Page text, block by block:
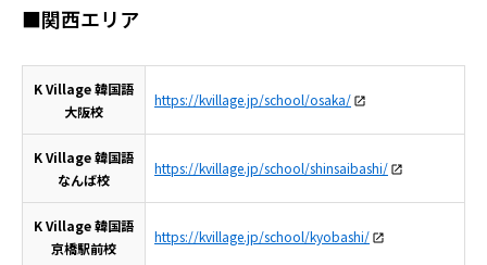
■関西エリア
K Village 韓国語
大阪校
https://kvillage.jp/school/osaka/
K Village 韓国語
なんば校
https://kvillage.jp/school/shinsaibashi/
K Village 韓国語
京橋駅前校
https://kvillage.jp/school/kyobashi/